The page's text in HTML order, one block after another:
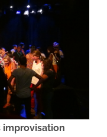
improvisation